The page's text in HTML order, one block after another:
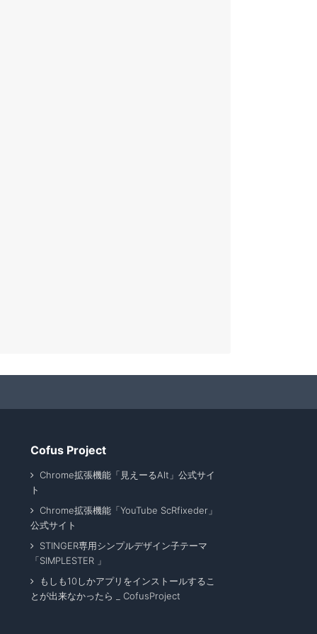
Cofus Project
Chrome拡張機能「見えーるAlt」公式サイ
ト
Chrome拡張機能「YouTube ScRfixeder」
公式サイト
STINGER専用シンプルデザイン子テーマ
「SIMPLESTER 」
もしも10しかアプリをインストールするこ
とが出来なかったら _ CofusProject